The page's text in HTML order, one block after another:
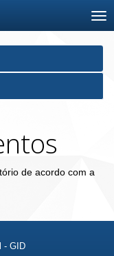
de acordo com a
- GID